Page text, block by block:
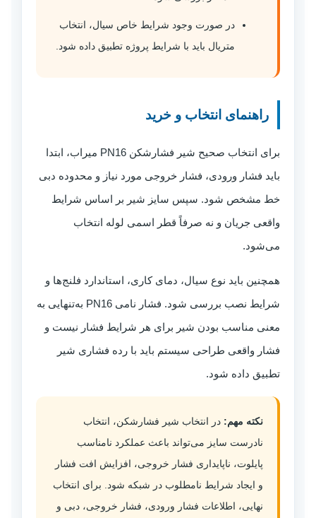
در صورت وجود شرایط خاص سیال، انتخاب
متریال باید با شرایط پروژه تطبیق داده شود.
راهنمای انتخاب و خرید
برای انتخاب صحیح شیر فشارشکن PN16 میراب، ابتدا
باید فشار ورودی، فشار خروجی مورد نیاز و محدوده دبی
خط مشخص شود. سپس سایز شیر بر اساس شرایط
واقعی جریان و نه صرفاً قطر اسمی لوله انتخاب
می‌شود.
همچنین باید نوع سیال، دمای کاری، استاندارد فلنج‌ها و
شرایط نصب بررسی شود. فشار نامی PN16 به‌تنهایی به
معنی مناسب بودن شیر برای هر شرایط فشار نیست و
فشار واقعی طراحی سیستم باید با رده فشاری شیر
تطبیق داده شود.
نکته مهم: در انتخاب شیر فشارشکن، انتخاب
نادرست سایز می‌تواند باعث عملکرد نامناسب
پایلوت، ناپایداری فشار خروجی، افزایش افت فشار
و ایجاد شرایط نامطلوب در شبکه شود. برای انتخاب
نهایی، اطلاعات فشار ورودی، فشار خروجی، دبی و